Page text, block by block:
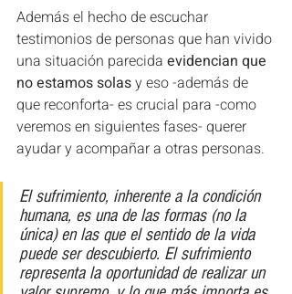
Además el hecho de escuchar
testimonios de personas que han vivido
una situación parecida evidencian que
no estamos solas y eso -además de
que reconforta- es crucial para -como
veremos en siguientes fases- querer
ayudar y acompañar a otras personas.
El sufrimiento, inherente a la condición
humana, es una de las formas (no la
única) en las que el sentido de la vida
puede ser descubierto. El sufrimiento
representa la oportunidad de realizar un